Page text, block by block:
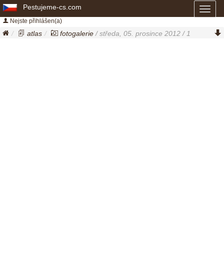
Pestujeme-cs.com
Nejste přihlášen(a)
atlas fotogalerie / středa, 05. prosince 2012 / 1